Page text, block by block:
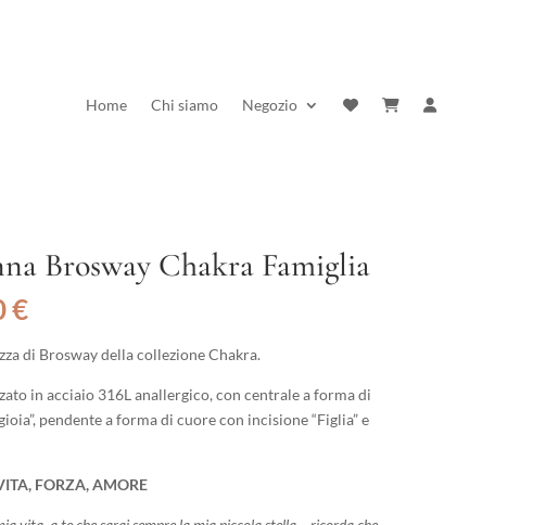
Home Chi siamo Negozio
Brosway Chakra Famiglia
€.
€Il
attuale
è:
35,00 €.
di Brosway della collezione Chakra.
in acciaio 316L anallergico, con centrale a forma di
pendente a forma di cuore con incisione “Figlia” e
FORZA, AMORE